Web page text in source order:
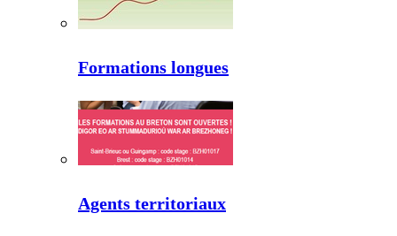
Formations longues
Agents territoriaux